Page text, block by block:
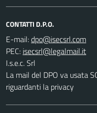
CONTATTI D.P.O.
E-mail:
PEC:
I.s.e.c. Srl
La mail del DPO va usata
riguardanti la privacy